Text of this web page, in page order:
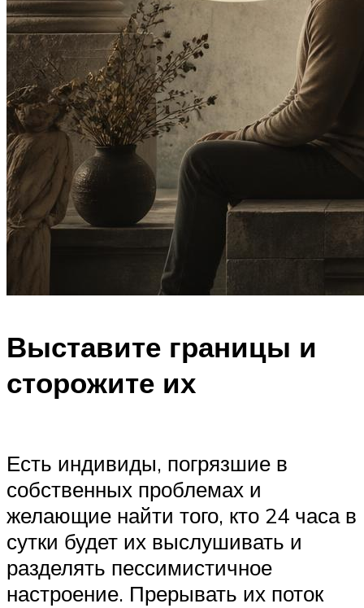
Выставите границы и
сторожите их
Есть индивиды, погрязшие в
собственных проблемах и
желающие найти того, кто 24 часа в
сутки будет их выслушивать и
разделять пессимистичное
настроение. Прерывать их поток